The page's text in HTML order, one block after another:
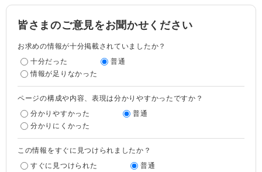
皆さまのご意見をお聞かせください
お求めの情報が十分掲載されていましたか？
十分だった
普通
情報が足りなかった
ページの構成や内容、表現は分かりやすかったですか？
分かりやすかった
普通
分かりにくかった
この情報をすぐに見つけられましたか？
すぐに見つけられた
普通